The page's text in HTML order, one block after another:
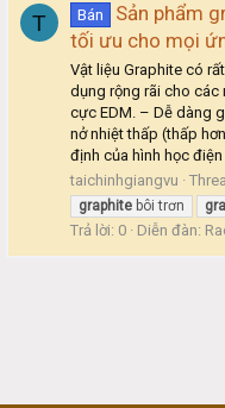
T Bán
Sản phẩm
tối ưu cho mọi
Vật liệu Graphite có
dụng rộng rãi cho các
cực EDM. – Dễ dàng
nở nhiệt thấp (thấp
định của hình học
taichinhgiangvu
graphite bôi trơn
Trả lời: 0 Diễn đàn: